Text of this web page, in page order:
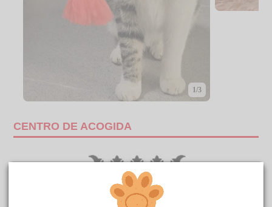
1/3
CENTRO DE ACOGIDA